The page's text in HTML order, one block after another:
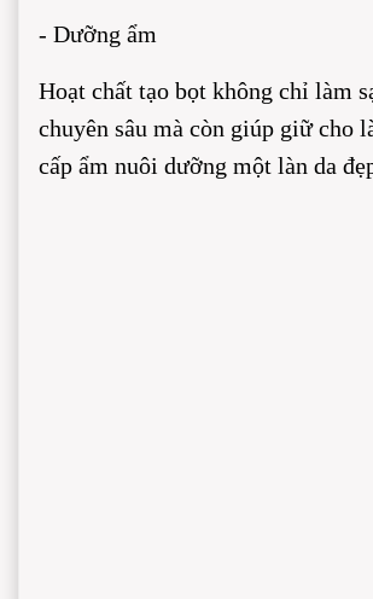
- Dưỡng ẩm
Hoạt chất tạo bọt không chỉ làm
chuyên sâu mà còn giúp giữ cho
cấp ẩm nuôi dưỡng một làn da